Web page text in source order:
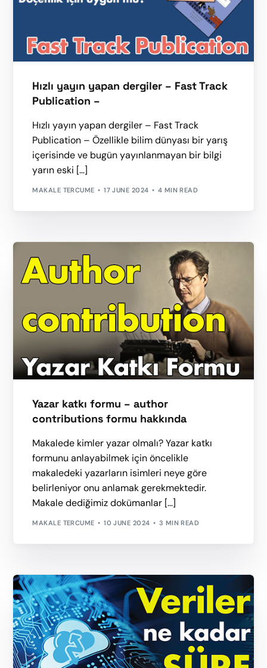
Hızlı yayın yapan dergiler – Fast Track
Publication –
Hızlı yayın yapan dergiler – Fast Track
Publication – Özellikle bilim dünyası bir yarış
içerisinde ve bugün yayınlanmayan bir bilgi
yarın eski […]
MAKALE TERCUME 17 JUNE 2024 4 MIN READ
Yazar katkı formu – author
contributions formu hakkında
Makalede kimler yazar olmalı? Yazar katkı
formunu anlayabilmek için öncelikle
makaledeki yazarların isimleri neye göre
belirleniyor onu anlamak gerekmektedir.
Makale dediğimiz dokümanlar […]
MAKALE TERCUME 10 JUNE 2024 3 MIN READ